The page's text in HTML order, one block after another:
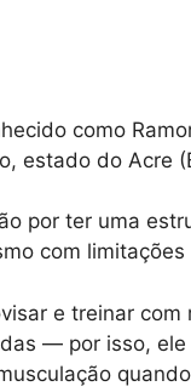
como
estado do Acre
por ter uma
com
e treinar
— por isso,